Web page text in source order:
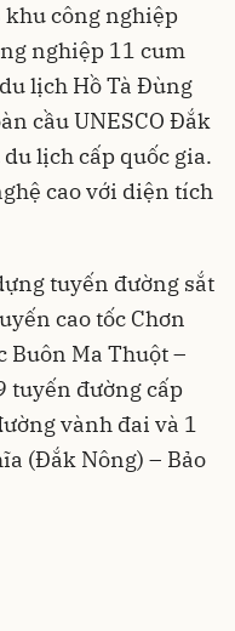
khu công nghiệp
nghiệp 11 cum
lịch Hồ Tà Đùng
cầu UNESCO Đắk
lịch cấp quốc gia.
cao với diện tích
tuyến đường sắt
cao tốc Chơn
Buôn Ma Thuột –
tuyến đường cấp
vành đai và 1
(Đắk Nông) – Bảo